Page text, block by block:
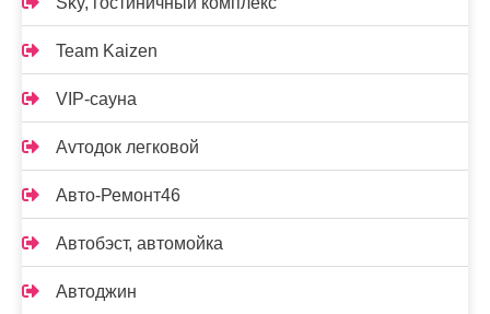
Team Kaizen
VIP-сауна
Аvтодок легковой
Авто-Ремонт46
Автобэст, автомойка
Автоджин